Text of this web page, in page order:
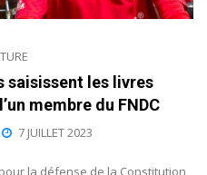
saisissent les livres
membre du FNDC
7 JUILLET 2023
la défense de la Constitution